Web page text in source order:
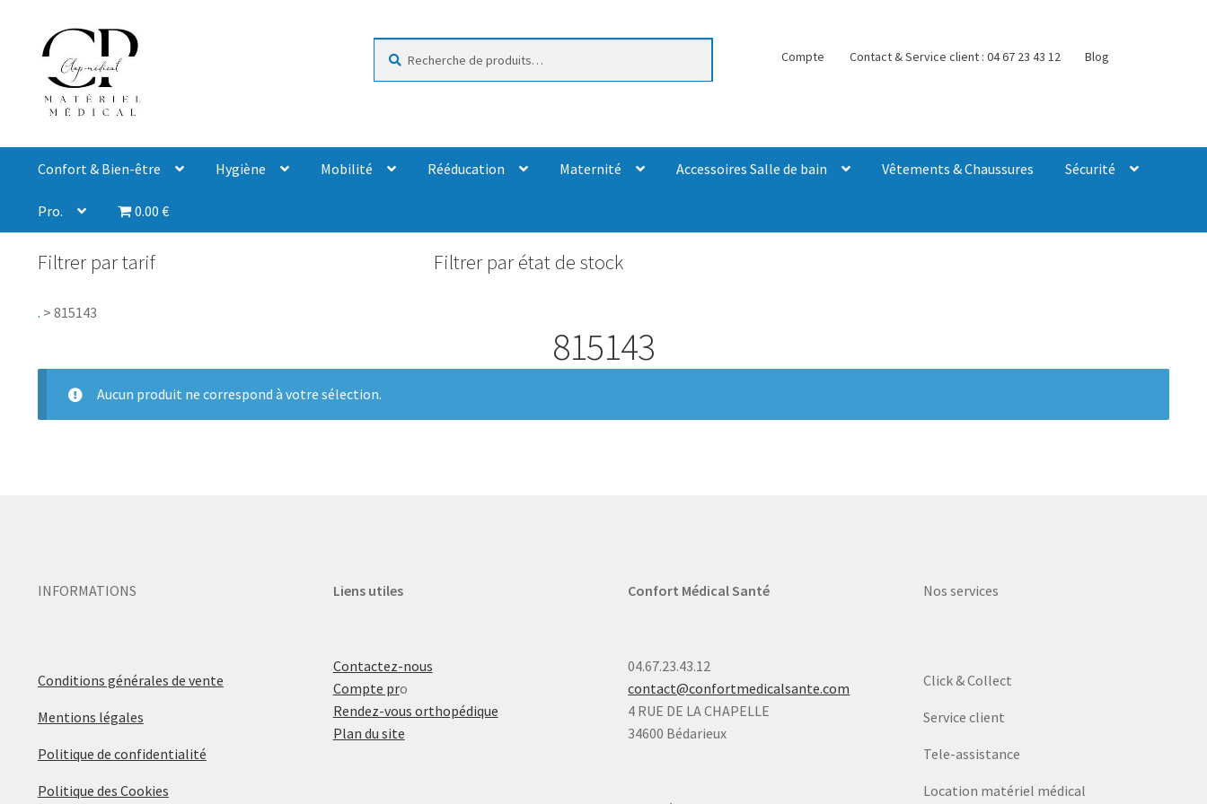
Compte Contact & Service client : 04 67 23 43 12 Blog
Confort & Bien-être Hygiène Mobilité Rééducation Maternité Accessoires Salle de bain Vêtements & Chaussures Sécurité
Pro. 0.00 €
Filtrer par tarif Filtrer par état de stock
. > 815143
815143
Aucun produit ne correspond à votre sélection.
INFORMATIONS
Conditions générales de vente
Mentions légales
Politique de confidentialité
Politique des Cookies
Liens utiles
Contactez-nous
Compte pro
Rendez-vous orthopédique
Plan du site
Confort Médical Santé
04.67.23.43.12
contact@confortmedicalsante.com
4 RUE DE LA CHAPELLE
34600 Bédarieux
Nos services
Click & Collect
Service client
Tele-assistance
Location matériel médical